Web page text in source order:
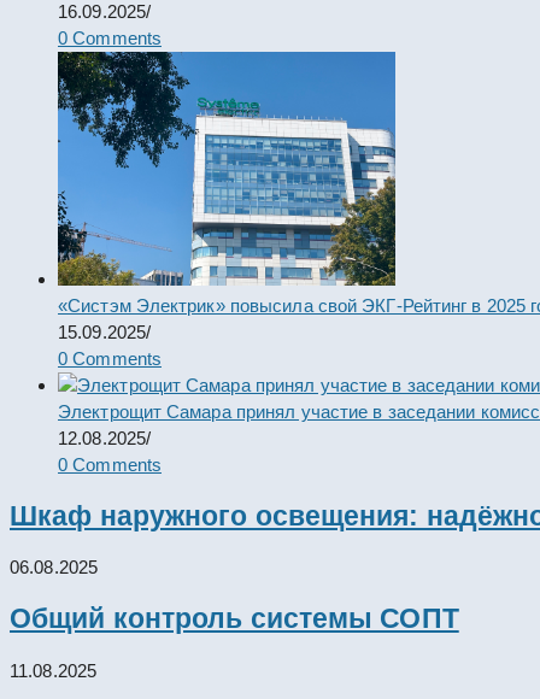
16.09.2025/
0 Comments
«Систэм Электрик» повысила свой ЭКГ-Рейтинг в 2025
15.09.2025/
0 Comments
Электрощит Самара принял участие в заседании
12.08.2025/
0 Comments
Шкаф наружного освещения:
06.08.2025
Общий контроль системы СОПТ
11.08.2025